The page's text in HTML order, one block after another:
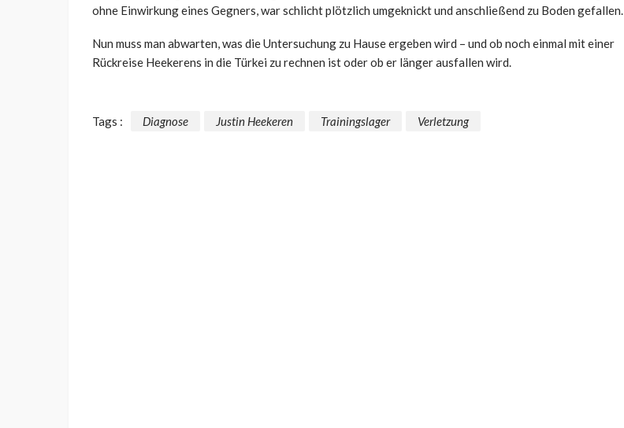
ohne Einwirkung eines Gegners, war schlicht plötzlich umgeknickt und anschließend zu Boden gefallen.
Nun muss man abwarten, was die Untersuchung zu Hause ergeben wird – und ob noch einmal mit einer
Rückreise Heekerens in die Türkei zu rechnen ist oder ob er länger ausfallen wird.
Tags : Diagnose Justin Heekeren Trainingslager Verletzung